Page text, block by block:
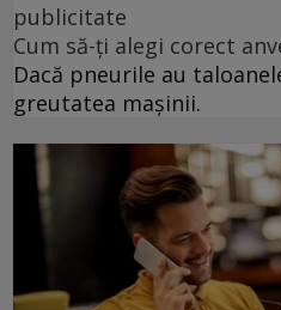
publicitate
Cum să-ți alegi corect
Dacă pneurile au
greutatea mașinii.